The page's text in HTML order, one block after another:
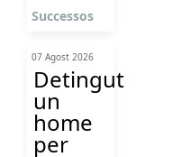
Successos
07 Agost 2026
Detingut
un
home
per